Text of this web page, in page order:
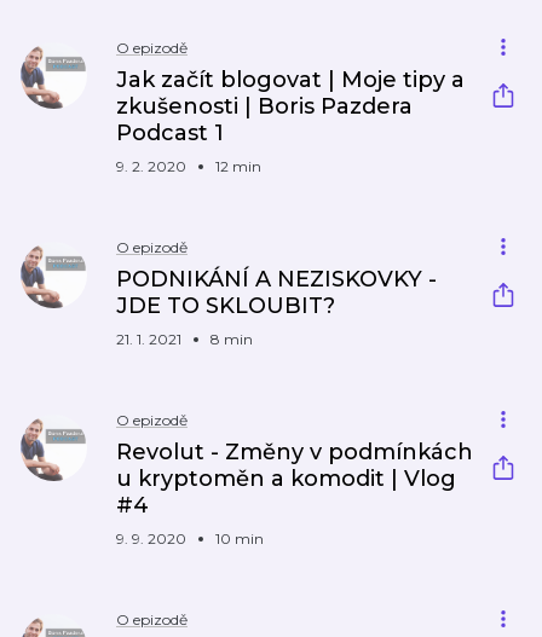
O epizodě
Jak začít blogovat | Moje tipy a
zkušenosti | Boris Pazdera
Podcast 1
9. 2. 2020 12 min
O epizodě
PODNIKÁNÍ A NEZISKOVKY -
JDE TO SKLOUBIT?
21. 1. 2021 8 min
O epizodě
Revolut - Změny v podmínkách
u kryptoměn a komodit | Vlog
#4
9. 9. 2020 10 min
O epizodě